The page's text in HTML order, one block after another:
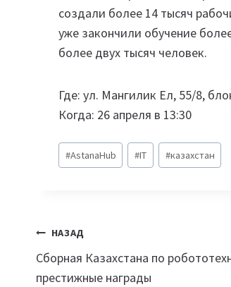
создали более 14 тысяч
уже закончили обучение
более двух тысяч человек.
Где: ул. Мангилик Ел, 55/8,
Когда: 26 апреля в 13:30
Метки
записи:
#AstanaHub #IT #казахстан
Навигация
по
НАЗАД
Сборная Казахстана по
престижные награды